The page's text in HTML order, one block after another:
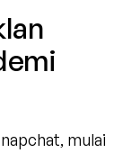
mulai